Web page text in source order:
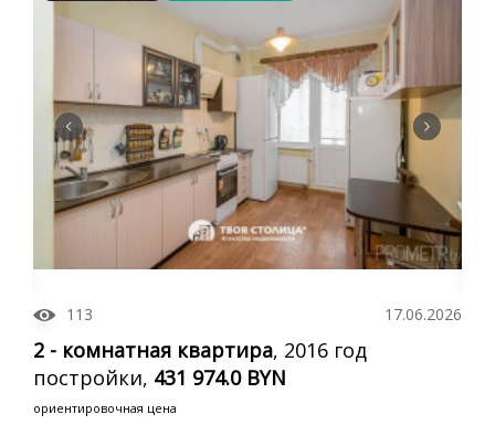
113 17.06.2026
2 - комнатная квартира, 2016 год
постройки, 431 974.0 BYN
ориентировочная цена